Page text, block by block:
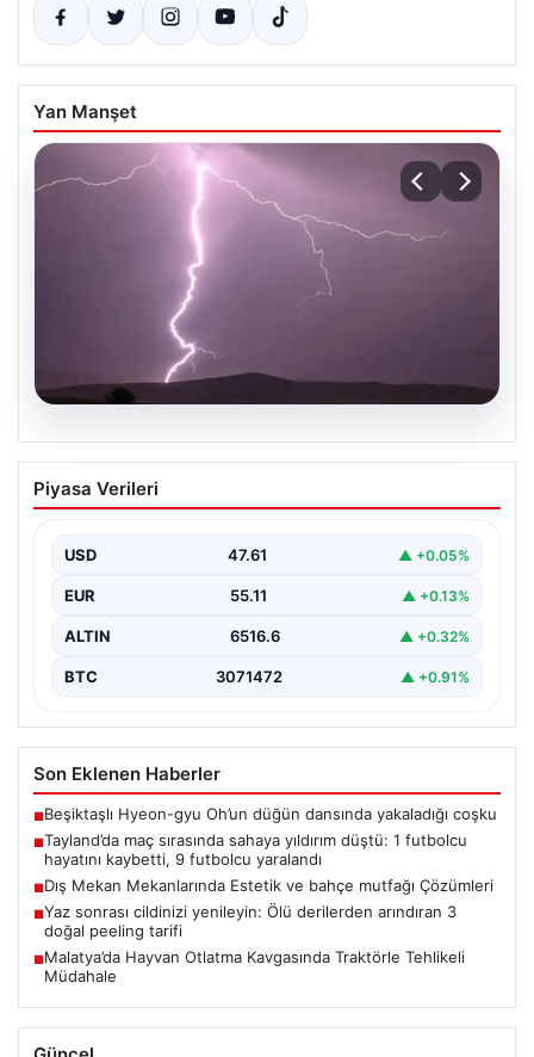
Yan Manşet
04.08.2026
Tayland’da maç sırasında sahaya
yıldırım düştü: 1 futbolcu hayatını
Piyasa Verileri
USD 47.61 ▲ +0.05%
EUR 55.11 ▲ +0.13%
ALTIN 6516.6 ▲ +0.32%
BTC 3071472 ▲ +0.91%
Son Eklenen Haberler
■Beşiktaşlı Hyeon-gyu Oh’un düğün dansında yakaladığı coşku
■Tayland’da maç sırasında sahaya yıldırım düştü: 1 futbolcu
hayatını kaybetti, 9 futbolcu yaralandı
■Dış Mekan Mekanlarında Estetik ve bahçe mutfağı Çözümleri
■Yaz sonrası cildinizi yenileyin: Ölü derilerden arındıran 3
doğal peeling tarifi
■Malatya’da Hayvan Otlatma Kavgasında Traktörle Tehlikeli
Müdahale